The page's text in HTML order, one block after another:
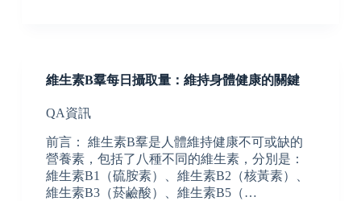
維生素B羣每日攝取量：維持身體健康的關鍵
QA資訊
前言： 維生素B羣是人體維持健康不可或缺的
營養素，包括了八種不同的維生素，分別是：
維生素B1（硫胺素）、維生素B2（核黃素）、
維生素B3（菸鹼酸）、維生素B5（…